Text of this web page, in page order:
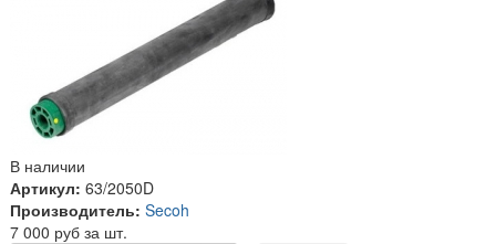
В наличии
Артикул: 63/2050D
Производитель: Secoh
7 000 руб за шт.